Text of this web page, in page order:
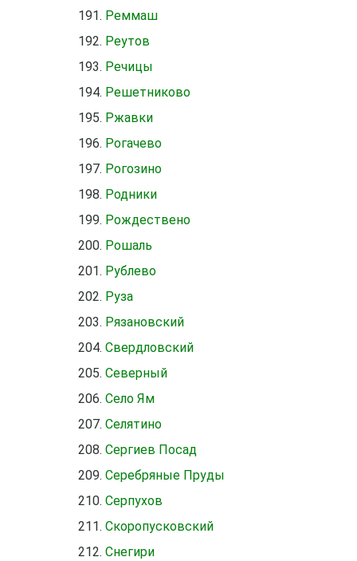
Реммаш
Реутов
Речицы
Решетниково
Ржавки
Рогачево
Рогозино
Родники
Рождествено
Рошаль
Рублево
Руза
Рязановский
Свердловский
Северный
Село Ям
Селятино
Сергиев Посад
Серебряные Пруды
Серпухов
Скоропусковский
Снегири